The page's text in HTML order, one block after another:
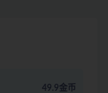
49.9金币